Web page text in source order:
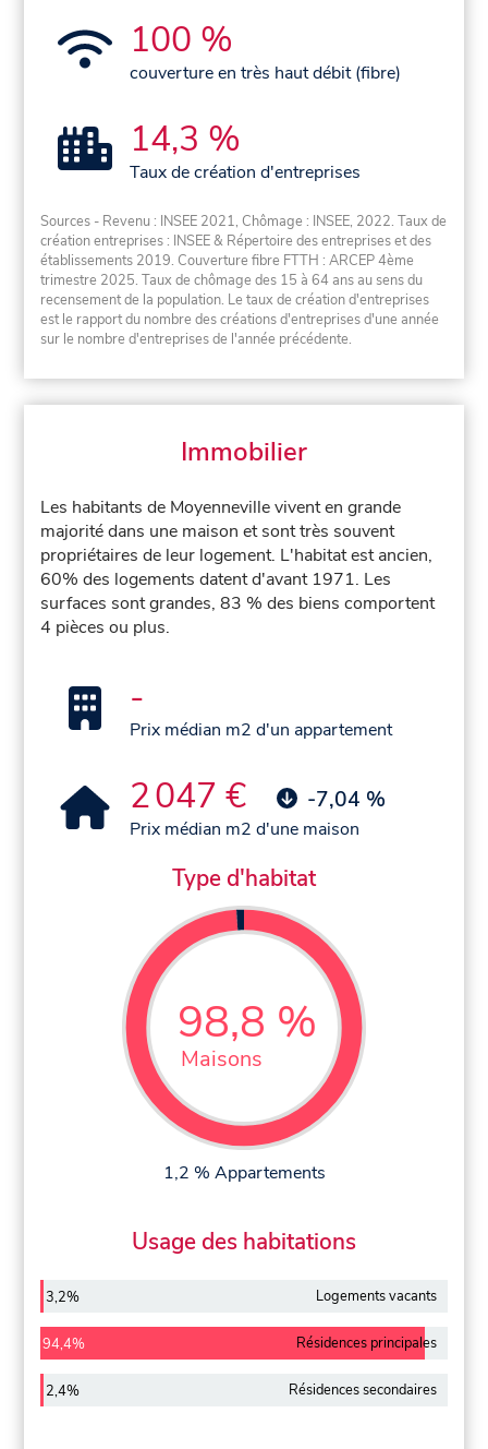
100 %
couverture en très haut débit (fibre)
14,3 %
Taux de création d'entreprises
Sources - Revenu : INSEE 2021, Chômage : INSEE, 2022. Taux de
création entreprises : INSEE & Répertoire des entreprises et des
établissements 2019. Couverture fibre FTTH : ARCEP 4ème
trimestre 2025. Taux de chômage des 15 à 64 ans au sens du
recensement de la population. Le taux de création d'entreprises
est le rapport du nombre des créations d'entreprises d'une année
sur le nombre d'entreprises de l'année précédente.
Immobilier
Les habitants de Moyenneville vivent en grande
majorité dans une maison et sont très souvent
propriétaires de leur logement. L'habitat est ancien,
60% des logements datent d'avant 1971. Les
surfaces sont grandes, 83 % des biens comportent
4 pièces ou plus.
-
Prix médian m2 d'un appartement
2 047 € -7,04 %
Prix médian m2 d'une maison
Type d'habitat
98,8 %
Maisons
1,2 % Appartements
Usage des habitations
3,2% Logements vacants
94,4% Résidences principales
2,4% Résidences secondaires